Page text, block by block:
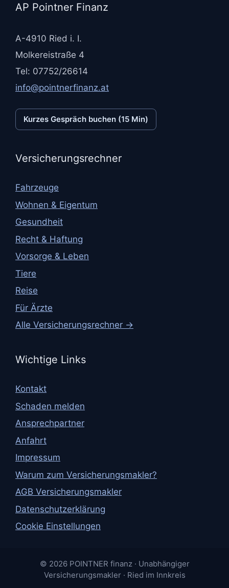
AP Pointner Finanz
A-4910 Ried i. I.
Molkereistraße 4
Tel: 07752/26614
info@pointnerfinanz.at
Kurzes Gespräch buchen (15 Min)
Versicherungsrechner
Fahrzeuge
Wohnen & Eigentum
Gesundheit
Recht & Haftung
Vorsorge & Leben
Tiere
Reise
Für Ärzte
Alle Versicherungsrechner →
Wichtige Links
Kontakt
Schaden melden
Ansprechpartner
Anfahrt
Impressum
Warum zum Versicherungsmakler?
AGB Versicherungsmakler
Datenschutzerklärung
Cookie Einstellungen
© 2026 POINTNER finanz · Unabhängiger
Versicherungsmakler · Ried im Innkreis